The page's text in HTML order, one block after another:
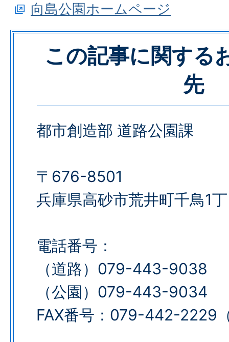
向島公園ホームページ
この記事に関する
先
都市創造部 道路公園課
〒676-8501
兵庫県高砂市荒井町千鳥1
電話番号：
（道路）079-443-9038
（公園）079-443-9034​​​​​​​
FAX番号：079-442-2229​​​​​​​